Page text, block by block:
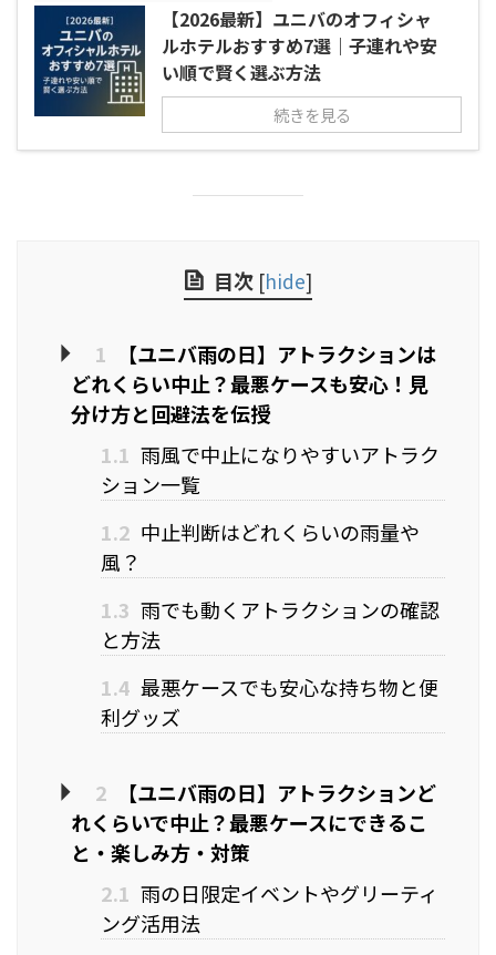
【2026最新】ユニバのオフィシャ
ルホテルおすすめ7選｜子連れや安
い順で賢く選ぶ方法
続きを見る
目次 [hide]
1
【ユニバ雨の日】アトラクションは
どれくらい中止？最悪ケースも安心！見
分け方と回避法を伝授
1.1 雨風で中止になりやすいアトラク
ション一覧
1.2 中止判断はどれくらいの雨量や
風？
1.3 雨でも動くアトラクションの確認
と方法
1.4 最悪ケースでも安心な持ち物と便
利グッズ
2
【ユニバ雨の日】アトラクションど
れくらいで中止？最悪ケースにできるこ
と・楽しみ方・対策
2.1 雨の日限定イベントやグリーティ
ング活用法